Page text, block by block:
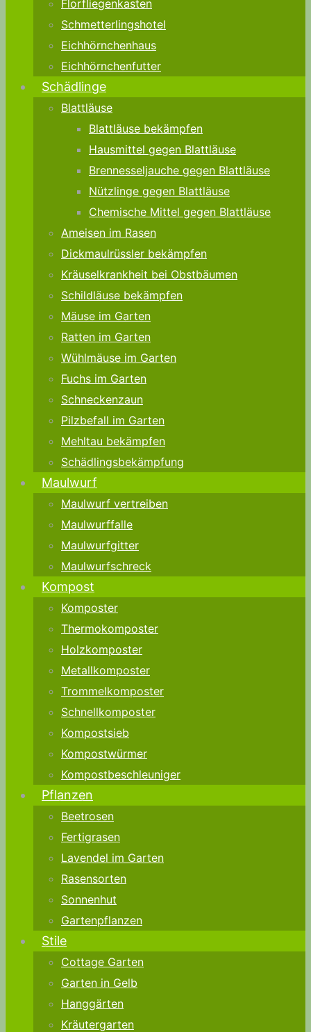
Florfliegenkasten
Schmetterlingshotel
Eichhörnchenhaus
Eichhörnchenfutter
Schädlinge
Blattläuse
Blattläuse bekämpfen
Hausmittel gegen Blattläuse
Brennesseljauche gegen Blattläuse
Nützlinge gegen Blattläuse
Chemische Mittel gegen Blattläuse
Ameisen im Rasen
Dickmaulrüssler bekämpfen
Kräuselkrankheit bei Obstbäumen
Schildläuse bekämpfen
Mäuse im Garten
Ratten im Garten
Wühlmäuse im Garten
Fuchs im Garten
Schneckenzaun
Pilzbefall im Garten
Mehltau bekämpfen
Schädlingsbekämpfung
Maulwurf
Maulwurf vertreiben
Maulwurffalle
Maulwurfgitter
Maulwurfschreck
Kompost
Komposter
Thermokomposter
Holzkomposter
Metallkomposter
Trommelkomposter
Schnellkomposter
Kompostsieb
Kompostwürmer
Kompostbeschleuniger
Pflanzen
Beetrosen
Fertigrasen
Lavendel im Garten
Rasensorten
Sonnenhut
Gartenpflanzen
Stile
Cottage Garten
Garten in Gelb
Hanggärten
Kräutergarten